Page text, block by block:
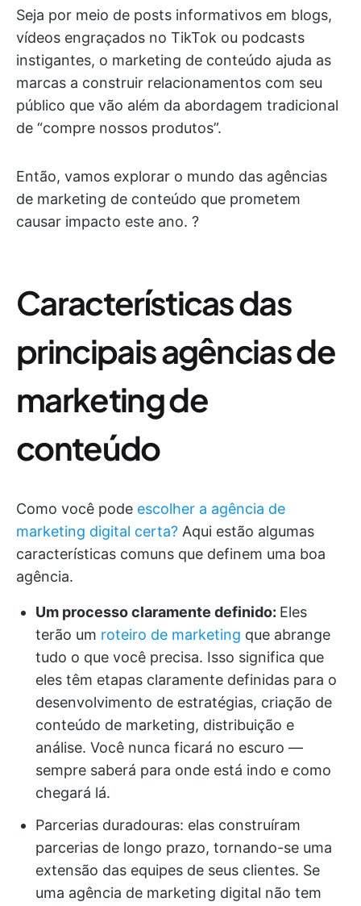
Seja por meio de posts informativos em blogs,
vídeos engraçados no TikTok ou podcasts
instigantes, o marketing de conteúdo ajuda as
marcas a construir relacionamentos com seu
público que vão além da abordagem tradicional
de “compre nossos produtos”.
Então, vamos explorar o mundo das agências
de marketing de conteúdo que prometem
causar impacto este ano. ?
Características das
principais agências de
marketing de
conteúdo
Como você pode escolher a agência de
marketing digital certa? Aqui estão algumas
características comuns que definem uma boa
agência.
Um processo claramente definido: Eles
terão um roteiro de marketing que abrange
tudo o que você precisa. Isso significa que
eles têm etapas claramente definidas para o
desenvolvimento de estratégias, criação de
conteúdo de marketing, distribuição e
análise. Você nunca ficará no escuro —
sempre saberá para onde está indo e como
chegará lá.
Parcerias duradouras: elas construíram
parcerias de longo prazo, tornando-se uma
extensão das equipes de seus clientes. Se
uma agência de marketing digital não tem